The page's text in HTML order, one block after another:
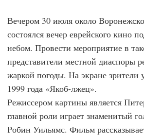
Вечером 30 июля около
состоялся вечер еврейского кино
небом. Провести мероприятие в
представители местной диаспоры
жаркой погоды. На экране зрители
1999 года «Якоб-лжец».
Режиссером картины является
главной роли играет знаменитый
Робин Уильямс. Фильм